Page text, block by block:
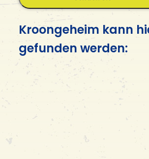
Kroongeheim kann
gefunden werden: